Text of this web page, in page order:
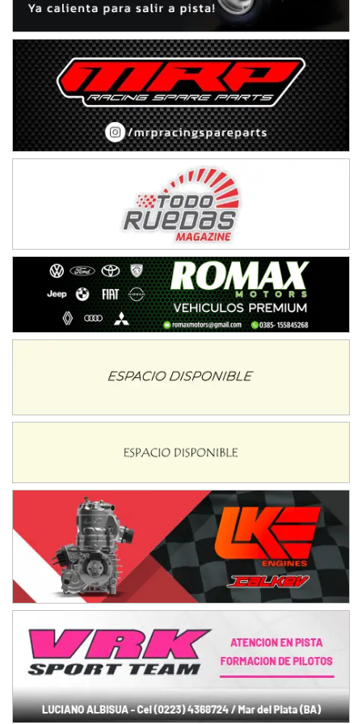
Ramiro Tot (Asfalto)
Baradero (Buenos Aires)
KDO - F6
Ciudad de Trenque Lauquen (Asfalto)
Trenque Lauquen (Buenos Aires)
ENTRERRIANO - F6 (POSTERGADA)
Parque de la Velocidad (Asfalto)
Villaguay (Entre Ríos)
Moto Club Reginense (Tierra)
Gral. E. Godoy (Río Negro)
CSK - F7
Juventud Unida (Tierra)
Humboldt (Santa Fe)
Ciudad de Avellaneda (Asfalto)
SUR SANTAFESINO - F4
Juan Navarro (Asfalto)
El Timbó (Tucumán)